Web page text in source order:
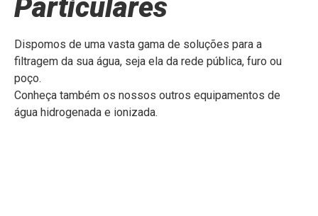
Particulares
Dispomos de uma vasta gama de soluções para a
filtragem da sua água, seja ela da rede pública, furo ou
poço.
Conheça também os nossos outros equipamentos de
água hidrogenada e ionizada.